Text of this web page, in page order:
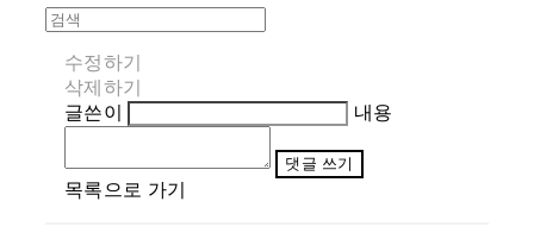
수정하기
삭제하기
글쓴이
내용
댓글 쓰기
목록으로 가기